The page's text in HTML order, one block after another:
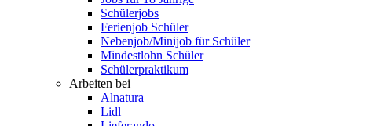
Schülerjobs
Ferienjob Schüler
Nebenjob/Minijob für Schüler
Mindestlohn Schüler
Schülerpraktikum
Arbeiten bei
Alnatura
Lidl